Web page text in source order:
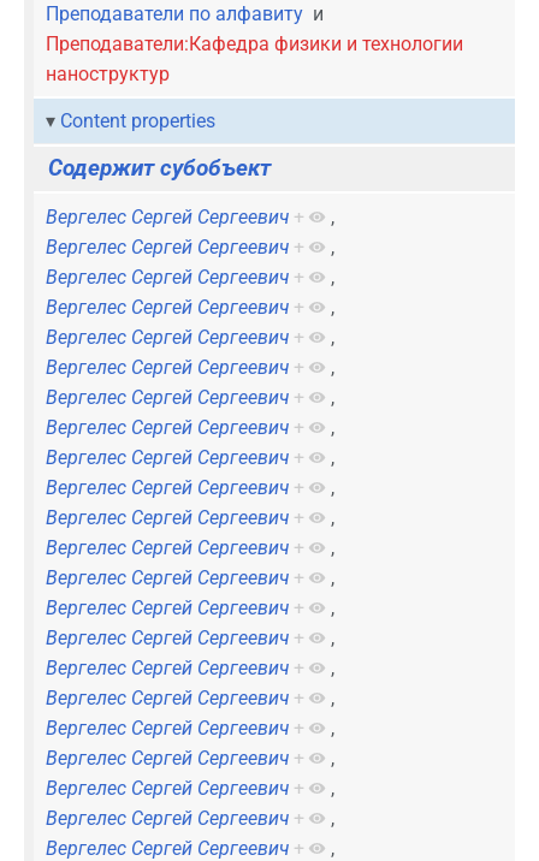
Преподаватели по алфавитуи
Преподаватели:Кафедра физики и технологии
наноструктур
Content properties
Содержит субобъект
Вергелес Сергей Сергеевич +
,
Вергелес Сергей Сергеевич +
,
Вергелес Сергей Сергеевич +
,
Вергелес Сергей Сергеевич +
,
Вергелес Сергей Сергеевич +
,
Вергелес Сергей Сергеевич +
,
Вергелес Сергей Сергеевич +
,
Вергелес Сергей Сергеевич +
,
Вергелес Сергей Сергеевич +
,
Вергелес Сергей Сергеевич +
,
Вергелес Сергей Сергеевич +
,
Вергелес Сергей Сергеевич +
,
Вергелес Сергей Сергеевич +
,
Вергелес Сергей Сергеевич +
,
Вергелес Сергей Сергеевич +
,
Вергелес Сергей Сергеевич +
,
Вергелес Сергей Сергеевич +
,
Вергелес Сергей Сергеевич +
,
Вергелес Сергей Сергеевич +
,
Вергелес Сергей Сергеевич +
,
Вергелес Сергей Сергеевич +
,
Вергелес Сергей Сергеевич +
,